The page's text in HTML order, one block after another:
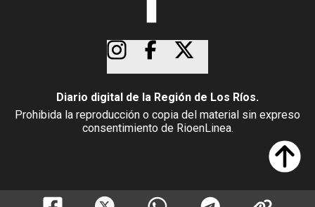
Diario digital de la Región de Los Ríos.
Prohibida la reproducción o copia del material sin expreso
consentimiento de RioenLinea.